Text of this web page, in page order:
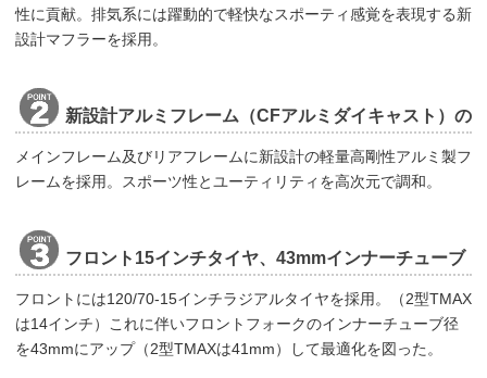
性に貢献。排気系には躍動的で軽快なスポーティ感覚を表現する新
設計マフラーを採用。
新設計アルミフレーム（CFアルミダイキャスト）の
メインフレーム及びリアフレームに新設計の軽量高剛性アルミ製フ
レームを採用。スポーツ性とユーティリティを高次元で調和。
フロント15インチタイヤ、43mmインナーチューブ
フロントには120/70-15インチラジアルタイヤを採用。（2型TMAX
は14インチ）これに伴いフロントフォークのインナーチューブ径
を43mmにアップ（2型TMAXは41mm）して最適化を図った。